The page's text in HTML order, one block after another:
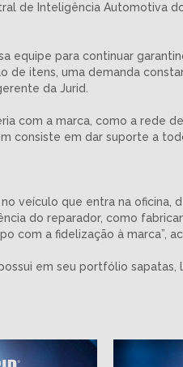
de Inteligência Automotiva
equipe para continuar
de itens, uma demanda
da Jurid.
com a marca, como a rede
consiste em dar suporte a
veículo que entra na oficina,
do reparador, como
com a fidelização à marca”,
em seu portfólio sapatas,